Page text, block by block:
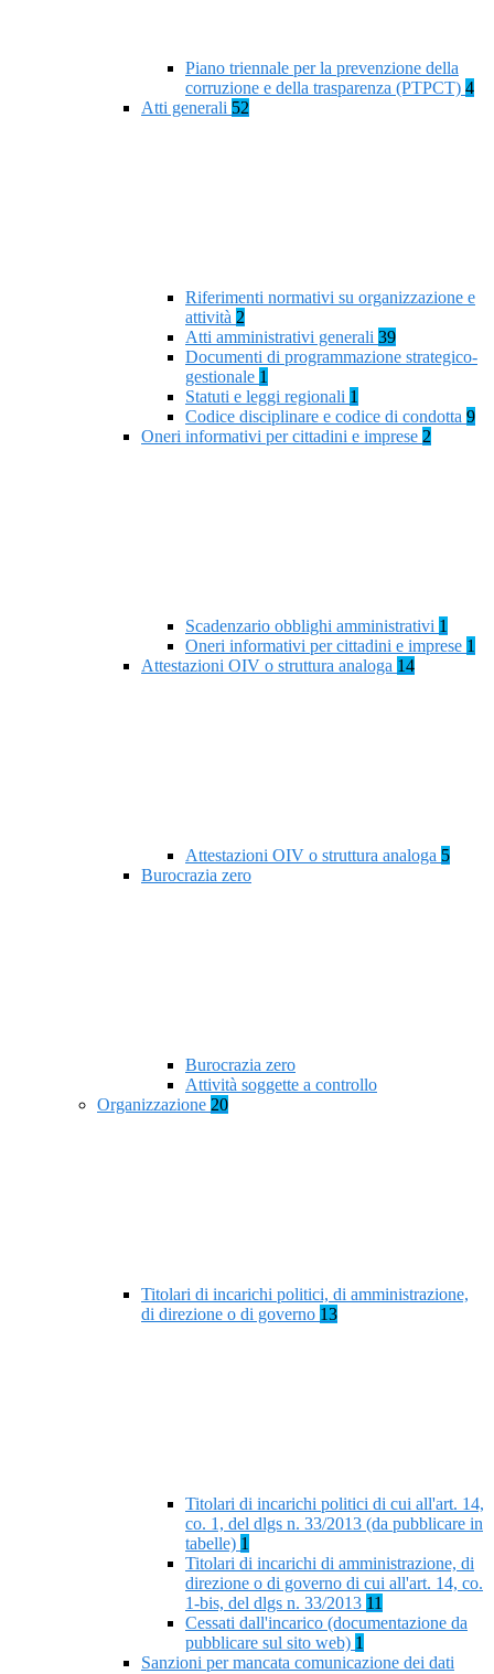
Piano triennale per la prevenzione della
corruzione e della trasparenza (PTPCT) 4
Atti generali 52
Riferimenti normativi su organizzazione e
attività 2
Atti amministrativi generali 39
Documenti di programmazione strategico-
gestionale 1
Statuti e leggi regionali 1
Codice disciplinare e codice di condotta 9
Oneri informativi per cittadini e imprese 2
Scadenzario obblighi amministrativi 1
Oneri informativi per cittadini e imprese 1
Attestazioni OIV o struttura analoga 14
Attestazioni OIV o struttura analoga 5
Burocrazia zero
Burocrazia zero
Attività soggette a controllo
Organizzazione 20
Titolari di incarichi politici, di amministrazione,
di direzione o di governo 13
Titolari di incarichi politici di cui all'art. 14,
co. 1, del dlgs n. 33/2013 (da pubblicare in
tabelle) 1
Titolari di incarichi di amministrazione, di
direzione o di governo di cui all'art. 14, co.
1-bis, del dlgs n. 33/2013 11
Cessati dall'incarico (documentazione da
pubblicare sul sito web) 1
Sanzioni per mancata comunicazione dei dati